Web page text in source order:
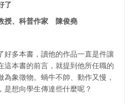
了
授、科普作家 陳俊堯
多本書，讀他的作品一直是件讓
這本書的前言，就提到他所任職的
為象徵物。蝸牛不帥、動作又慢，
是想向學生傳達些什麼呢？